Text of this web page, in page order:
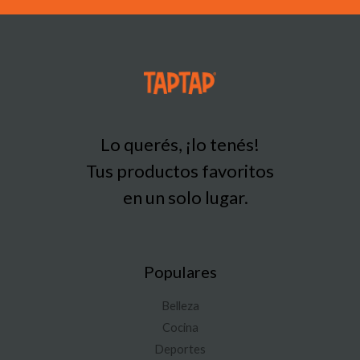
Lo querés, ¡lo tenés!
Tus productos favoritos
en un solo lugar.
Populares
Belleza
Cocina
Deportes